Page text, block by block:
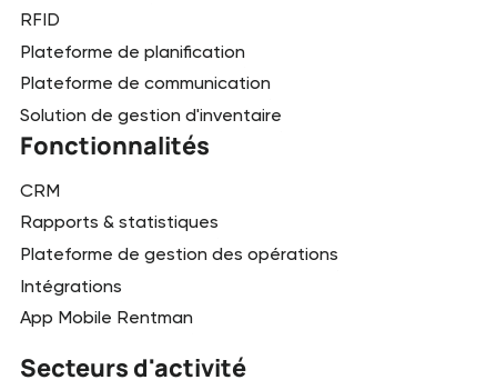
RFID
Plateforme de planification
Plateforme de communication
Solution de gestion d'inventaire
Fonctionnalités
CRM
Rapports & statistiques
Plateforme de gestion des opérations
Intégrations
App Mobile Rentman
Secteurs d'activité